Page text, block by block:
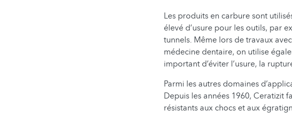
Les produits en carbure sont
élevé d’usure pour les outils, par
tunnels. Même lors de travaux
médecine dentaire, on utilise
important d’éviter l’usure, la
Parmi les autres domaines
Depuis les années 1960,
résistants aux chocs et aux